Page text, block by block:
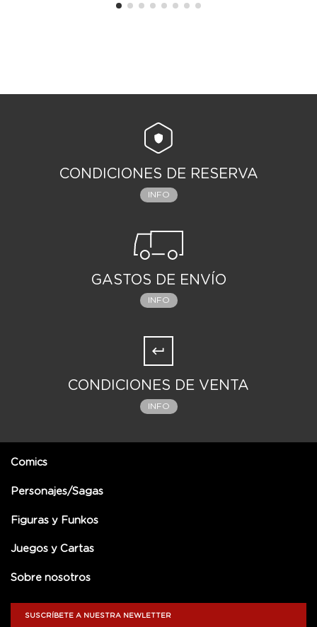
CONDICIONES DE RESERVA
INFO
GASTOS DE ENVÍO
INFO
CONDICIONES DE VENTA
INFO
Comics
Personajes/Sagas
Figuras y Funkos
Juegos y Cartas
Sobre nosotros
SUSCRÍBETE A NUESTRA NEWLETTER